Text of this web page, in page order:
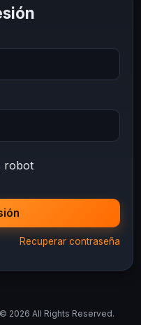
robot
Recuperar contraseña
2026 All Rights Reserved.